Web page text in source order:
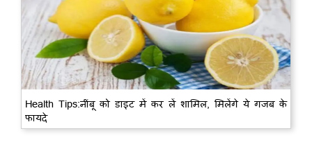
Health Tips:नींबू को डाइट में कर लें शामिल, मिलेंगे ये गजब के
फायदे